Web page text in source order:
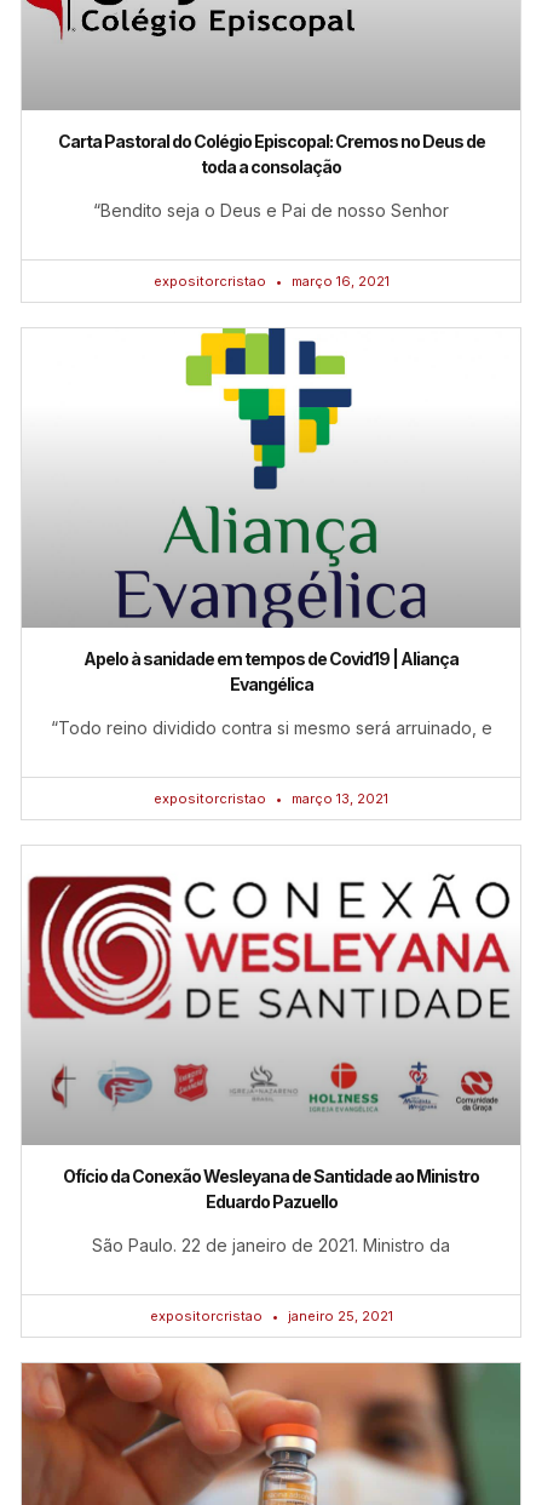
Carta Pastoral do Colégio Episcopal: Cremos no Deus de
toda a consolação
“Bendito seja o Deus e Pai de nosso Senhor
expositorcristao março 16, 2021
Apelo à sanidade em tempos de Covid19 | Aliança
Evangélica
“Todo reino dividido contra si mesmo será arruinado, e
expositorcristao março 13, 2021
Ofício da Conexão Wesleyana de Santidade ao Ministro
Eduardo Pazuello
São Paulo. 22 de janeiro de 2021. Ministro da
expositorcristao janeiro 25, 2021